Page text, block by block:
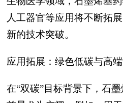
人工器官等应用将不断拓
新的技术突破。
应用拓展：绿色低碳与高
在“双碳”目标背景下，石